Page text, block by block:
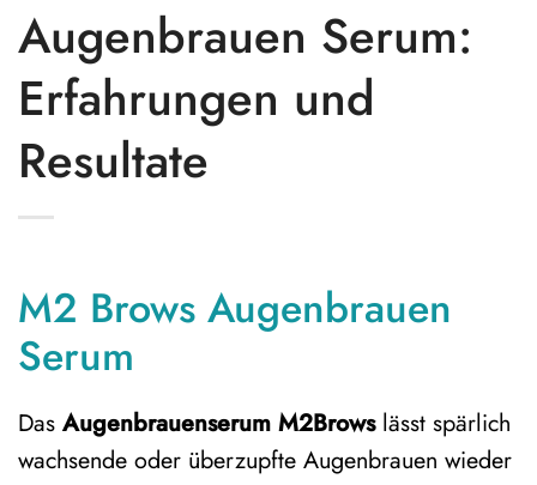
Augenbrauen Serum:
Erfahrungen und
Resultate
M2 Brows Augenbrauen
Serum
Das Augenbrauenserum M2Browslässt spärlich
wachsende oder überzupfte Augenbrauen wieder